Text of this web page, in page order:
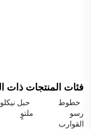
فئات المنتجات ذات
خطوط
رسو
القوارب
حبل
ملتوٍ